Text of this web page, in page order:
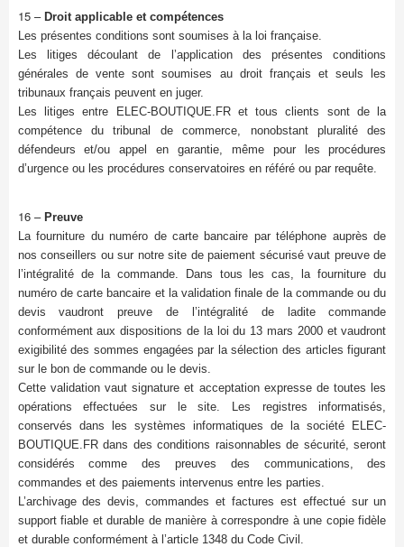
15 – Droit applicable et compétences
Les présentes conditions sont soumises à la loi française.
Les litiges découlant de l’application des présentes conditions
générales de vente sont soumises au droit français et seuls les
tribunaux français peuvent en juger.
Les litiges entre ELEC-BOUTIQUE.FR et tous clients sont de la
compétence du tribunal de commerce, nonobstant pluralité des
défendeurs et/ou appel en garantie, même pour les procédures
d’urgence ou les procédures conservatoires en référé ou par requête.
16 – Preuve
La fourniture du numéro de carte bancaire par téléphone auprès de
nos conseillers ou sur notre site de paiement sécurisé vaut preuve de
l’intégralité de la commande. Dans tous les cas, la fourniture du
numéro de carte bancaire et la validation finale de la commande ou du
devis vaudront preuve de l’intégralité de ladite commande
conformément aux dispositions de la loi du 13 mars 2000 et vaudront
exigibilité des sommes engagées par la sélection des articles figurant
sur le bon de commande ou le devis.
Cette validation vaut signature et acceptation expresse de toutes les
opérations effectuées sur le site. Les registres informatisés,
conservés dans les systèmes informatiques de la société ELEC-
BOUTIQUE.FR dans des conditions raisonnables de sécurité, seront
considérés comme des preuves des communications, des
commandes et des paiements intervenus entre les parties.
L’archivage des devis, commandes et factures est effectué sur un
support fiable et durable de manière à correspondre à une copie fidèle
et durable conformément à l’article 1348 du Code Civil.